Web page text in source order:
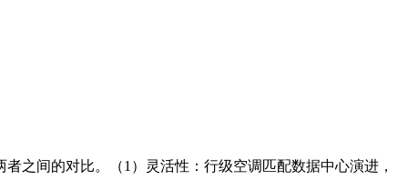
之间的对比。（1）灵活性：行级空调匹配数据中心演进，